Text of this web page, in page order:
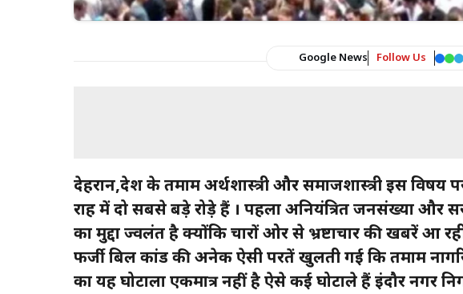
Google News Follow Us
देहरादून,देश के तमाम अर्थशास्त्री और समाजशास्त्री इस
राह में दो सबसे बड़े रोड़े हैं । पहला अनियंत्रित जनसंख्या और
का मुद्दा ज्वलंत है क्योंकि चारों ओर से भ्रष्टाचार की खबरें आ
फर्जी बिल कांड की अनेक ऐसी परतें खुलती गई कि तमाम
का यह घोटाला एकमात्र नहीं है ऐसे कई घोटाले हैं इंदौर नगर